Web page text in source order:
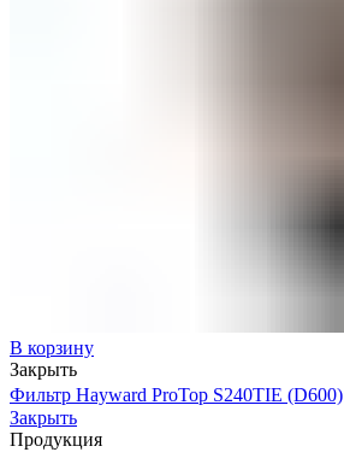
В корзину
Закрыть
Фильтр Hayward ProTop S240TIE (D600)
Закрыть
Продукция